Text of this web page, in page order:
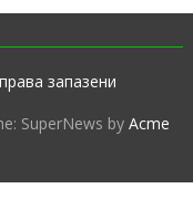
запазени
SuperNews byAcme